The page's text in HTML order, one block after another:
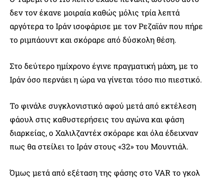
δεν τον έκανε μοιραία καθώς μόλις τρία λεπτά
αργότερα το Ιράν ισοφάρισε με τον Ρεζαϊάν που πήρε
το ριμπάουντ και σκόραρε από δύσκολη θέση.
Στο δεύτερο ημίχρονο έγινε πραγματική μάχη, με το
Ιράν όσο περνάει η ώρα να γίνεται τόσο πιο πιεστικό.
Το φινάλε συγκλονιστικό αφού μετά από εκτέλεση
φάουλ στις καθυστερήσεις του αγώνα και φάση
διαρκείας, ο Χαλιλζαντέχ σκόραρε και όλα έδειχναν
πως θα στείλει το Ιράν στους «32» του Μουντιάλ.
Όμως μετά από εξέταση της φάσης στο VAR το γκολ